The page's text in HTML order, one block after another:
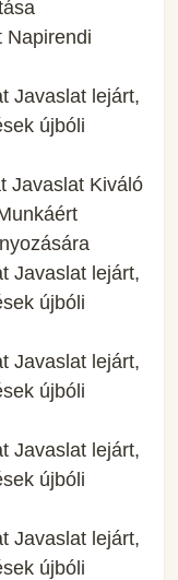
Napirendi
Javaslat lejárt,
újbóli
Javaslat Kiváló
Javaslat lejárt,
újbóli
Javaslat lejárt,
újbóli
Javaslat lejárt,
újbóli
Javaslat lejárt,
újbóli